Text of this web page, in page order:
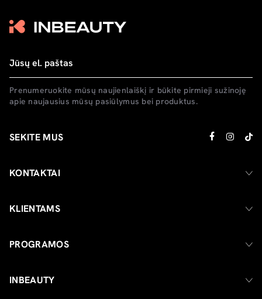
Prenumeruokite mūsų naujienlaiškį ir būkite pirmieji sužinoję
apie naujausius mūsų pasiūlymus bei produktus.
SEKITE MUS
KONTAKTAI
KLIENTAMS
PROGRAMOS
INBEAUTY